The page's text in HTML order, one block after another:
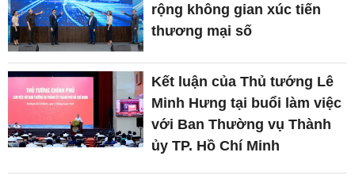
rộng không gian xúc tiến
thương mại số
Kết luận của Thủ tướng Lê
Minh Hưng tại buổi làm việc
với Ban Thường vụ Thành
ủy TP. Hồ Chí Minh